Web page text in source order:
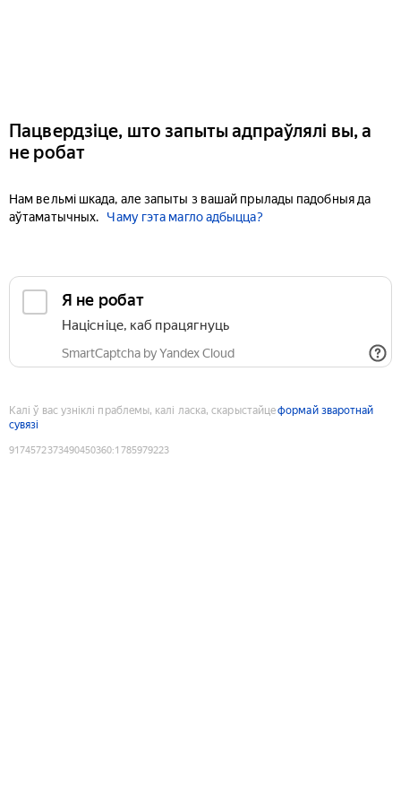
Пацвердзіце, што запыты адпраўлялі вы, а
не робат
Нам вельмі шкада, але запыты з вашай прылады падобныя да
аўтаматычных.
Чаму гэта магло адбыцца?
Я не робат
Націсніце, каб працягнуць
SmartCaptcha by Yandex Cloud
Калі ў вас узніклі праблемы, калі ласка, скарыстайцеформай зваротнай
сувязі
9174572373490450360:1785979223